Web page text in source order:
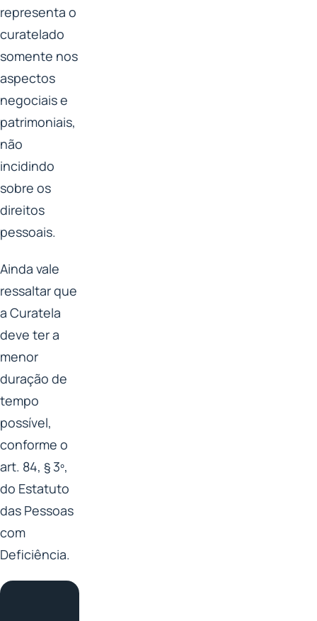
representa o
curatelado
somente nos
aspectos
negociais e
patrimoniais,
não
incidindo
sobre os
direitos
pessoais.
Ainda vale
ressaltar que
a Curatela
deve ter a
menor
duração de
tempo
possível,
conforme o
art. 84, § 3º,
do Estatuto
das Pessoas
com
Deficiência.